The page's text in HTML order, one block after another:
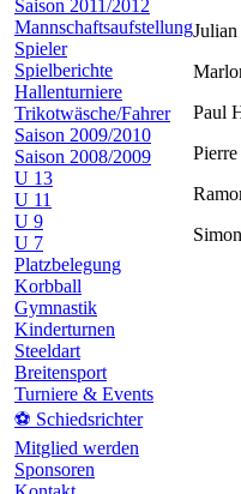
Saison 2011/2012
Mannschaftsaufstellung
Spieler
Spielberichte
Hallenturniere
Trikotwäsche/Fahrer
Saison 2009/2010
Saison 2008/2009
U 13
U 11
U 9
U 7
Platzbelegung
Korbball
Gymnastik
Kinderturnen
Steeldart
Breitensport
Turniere & Events
⚽ Schiedsrichter
Mitglied werden
Sponsoren
Paul